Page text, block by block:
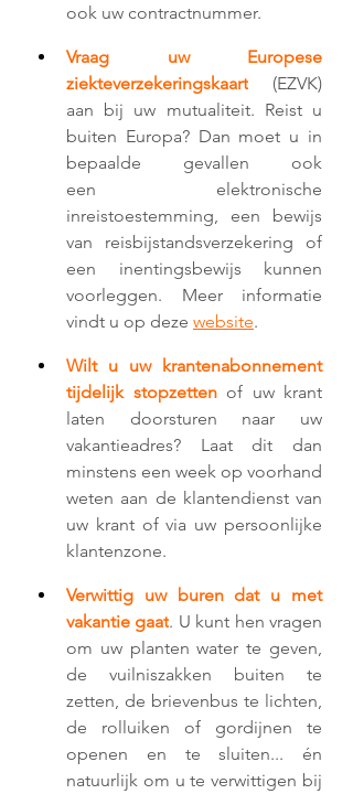
ook uw contractnummer.
Vraag uw Europese
ziekteverzekeringskaart (EZVK)
aan bij uw mutualiteit. Reist u
buiten Europa? Dan moet u in
bepaalde gevallen ook
een elektronische
inreistoestemming, een bewijs
van reisbijstandsverzekering of
een inentingsbewijs kunnen
voorleggen. Meer informatie
vindt u op deze website.
Wilt u uw krantenabonnement
tijdelijk stopzetten of uw krant
laten doorsturen naar uw
vakantieadres? Laat dit dan
minstens een week op voorhand
weten aan de klantendienst van
uw krant of via uw persoonlijke
klantenzone.
Verwittig uw buren dat u met
vakantie gaat. U kunt hen vragen
om uw planten water te geven,
de vuilniszakken buiten te
zetten, de brievenbus te lichten,
de rolluiken of gordijnen te
openen en te sluiten... én
natuurlijk om u te verwittigen bij